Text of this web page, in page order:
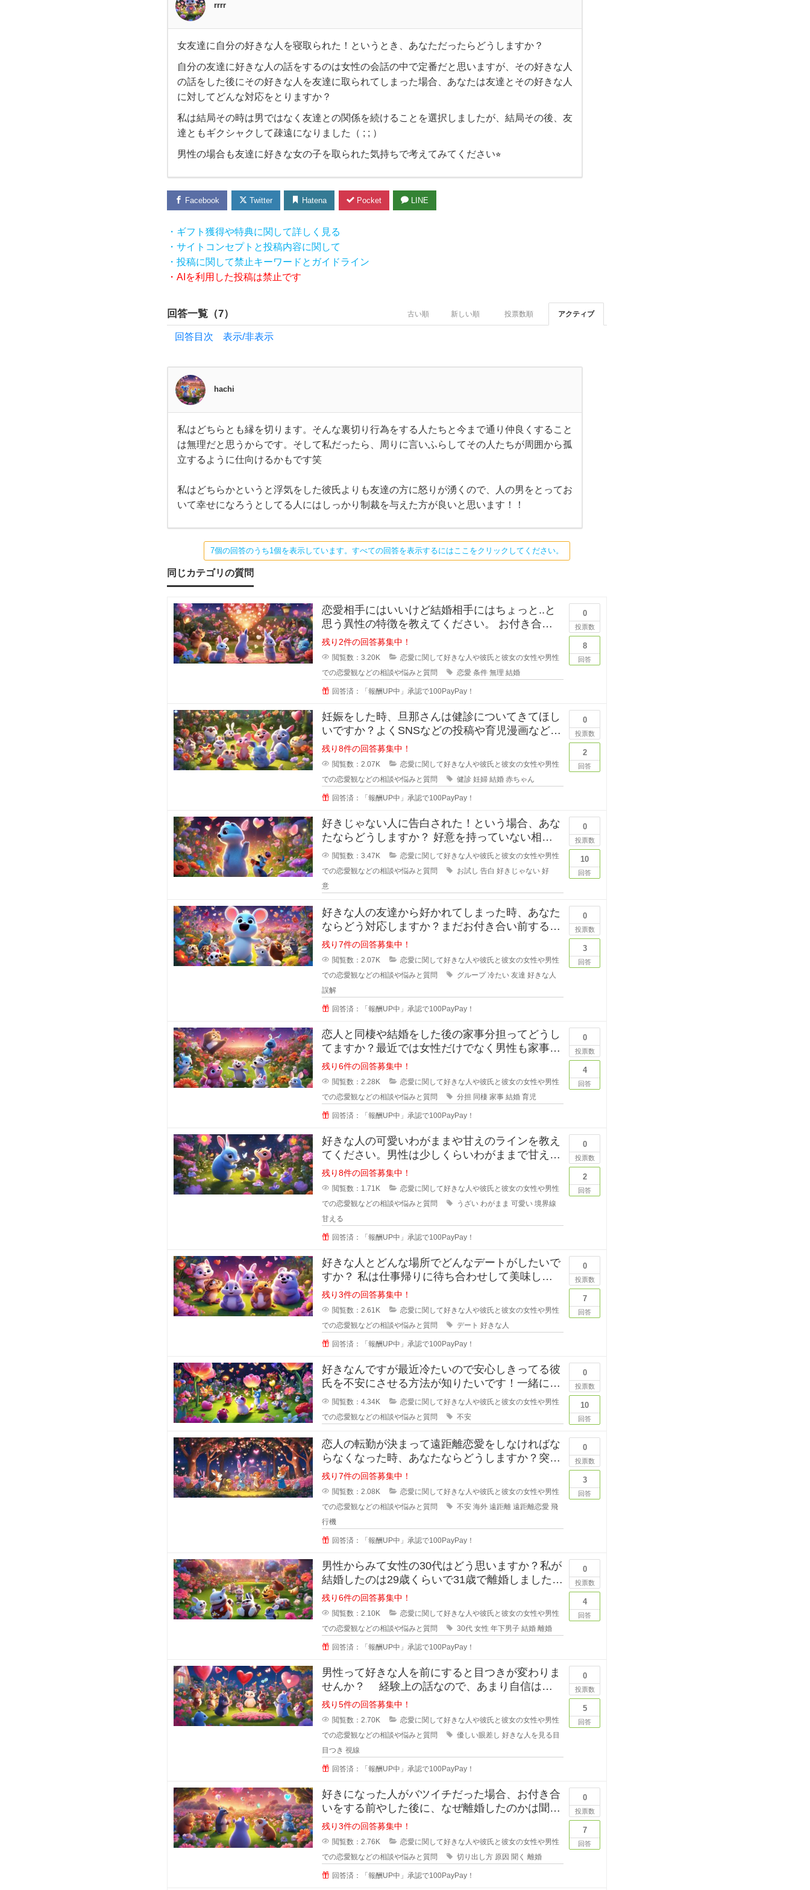
rrrr
女友
達に
自分
の好
き
な人
を寝
取ら
た！
い
う
と
き、
あ
な
だ
っ
た
ら
う
し
す
か？
自分
の友
達に
好き
女友達に自分の好きな人を寝取られた！というとき、あなただったらどうしますか？
自分の友達に好きな人の話をするのは女性の会話の中で定番だと思いますが、その好きな人
の話をした後にその好きな人を友達に取られてしまった場合、あなたは友達とその好きな人
に対してどんな対応をとりますか？
私は結局その時は男ではなく友達との関係を続けることを選択しましたが、結局その後、友
達ともギクシャクして疎遠になりました（ ; ; ）
男性の場合も友達に好きな女の子を取られた気持ちで考えてみてください⭐︎
Facebook Twitter Hatena Pocket LINE
・ギフト獲得や特典に関して詳しく見る
・サイトコンセプトと投稿内容に関して
・投稿に関して禁止キーワードとガイドライン
・AIを利用した投稿は禁止です
回答一覧（7） アクティブ
投票数順
新しい順
古い順
回答目次 表示/非表示
hachi
私は
どち
らと
も縁
りま
す。
そん
行為
と今
まで
通り
私はどちらとも縁を切ります。そんな裏切り行為をする人たちと今まで通り仲良くすること
は無理だと思うからです。そして私だったら、周りに言いふらしてその人たちが周囲から孤
立するように仕向けるかもです笑
私はどちらかというと浮気をした彼氏よりも友達の方に怒りが湧くので、人の男をとってお
いて幸せになろうとしてる人にはしっかり制裁を与えた方が良いと思います！！
7個の回答のうち1個を表示しています。すべての回答を表示するにはここをクリックしてください。
同じカテゴリの質問
恋愛相手にはいいけど結婚相手にはちょっと..と
思う異性の特徴を教えてください。 お付き合い
をしている間に相手のいい
残り2件の回答募集中！
閲覧数：3.20K
恋愛に関して好きな人や彼氏と彼女の女性や男性
での恋愛観などの相談や悩みと質問
恋愛 条件 無理 結婚
回答済：「報酬UP中」承認で100PayPay！
0
投票数
8
回答
妊娠をした時、旦那さんは健診についてきてほし
いですか？よくSNSなどの投稿や育児漫画などを
見ていたりすると、仲の良さそう
残り8件の回答募集中！
閲覧数：2.07K
恋愛に関して好きな人や彼氏と彼女の女性や男性
での恋愛観などの相談や悩みと質問
健診 妊婦 結婚 赤ちゃん
回答済：「報酬UP中」承認で100PayPay！
0
投票数
2
回答
好きじゃない人に告白された！という場合、あな
たならどうしますか？ 好意を持っていない相手
からの告白、結構戸惑ったり
閲覧数：3.47K
恋愛に関して好きな人や彼氏と彼女の女性や男性
での恋愛観などの相談や悩みと質問
お試し 告白 好きじゃない 好
意
0
投票数
10
回答
好きな人の友達から好かれてしまった時、あなた
ならどう対応しますか？まだお付き合い前する段
階で、2人だとまだぎこちないから
残り7件の回答募集中！
閲覧数：2.07K
恋愛に関して好きな人や彼氏と彼女の女性や男性
での恋愛観などの相談や悩みと質問
グループ 冷たい 友達 好きな人
誤解
回答済：「報酬UP中」承認で100PayPay！
0
投票数
3
回答
恋人と同棲や結婚をした後の家事分担ってどうし
てますか？最近では女性だけでなく男性も家事を
やろうみたいな風潮がある時代です
残り6件の回答募集中！
閲覧数：2.28K
恋愛に関して好きな人や彼氏と彼女の女性や男性
での恋愛観などの相談や悩みと質問
分担 同棲 家事 結婚 育児
回答済：「報酬UP中」承認で100PayPay！
0
投票数
4
回答
好きな人の可愛いわがままや甘えのラインを教え
てください。男性は少しくらいわがままで甘えて
くれる女性が好きと言いますが、あ
残り8件の回答募集中！
閲覧数：1.71K
恋愛に関して好きな人や彼氏と彼女の女性や男性
での恋愛観などの相談や悩みと質問
うざい わがまま 可愛い 境界線
甘える
回答済：「報酬UP中」承認で100PayPay！
0
投票数
2
回答
好きな人とどんな場所でどんなデートがしたいで
すか？ 私は仕事帰りに待ち合わせして美味しい
ものを一緒に食べながら時間を過ご
残り3件の回答募集中！
閲覧数：2.61K
恋愛に関して好きな人や彼氏と彼女の女性や男性
での恋愛観などの相談や悩みと質問
デート 好きな人
回答済：「報酬UP中」承認で100PayPay！
0
投票数
7
回答
好きなんですが最近冷たいので安心しきってる彼
氏を不安にさせる方法が知りたいです！一緒にい
るのが当たり前になってしまってる
閲覧数：4.34K
恋愛に関して好きな人や彼氏と彼女の女性や男性
での恋愛観などの相談や悩みと質問
不安
0
投票数
10
回答
恋人の転勤が決まって遠距離恋愛をしなければな
らなくなった時、あなたならどうしますか？突然
恋人の転勤が決まって遠距離に..
残り7件の回答募集中！
閲覧数：2.08K
恋愛に関して好きな人や彼氏と彼女の女性や男性
での恋愛観などの相談や悩みと質問
不安 海外 遠距離 遠距離恋愛 飛
行機
回答済：「報酬UP中」承認で100PayPay！
0
投票数
3
回答
男性からみて女性の30代はどう思いますか？私が
結婚したのは29歳くらいで31歳で離婚しました
が、30歳の誕生日の時に元旦
残り6件の回答募集中！
閲覧数：2.10K
恋愛に関して好きな人や彼氏と彼女の女性や男性
での恋愛観などの相談や悩みと質問
30代 女性 年下男子 結婚 離婚
回答済：「報酬UP中」承認で100PayPay！
0
投票数
4
回答
男性って好きな人を前にすると目つきが変わりま
せんか？ 経験上の話なので、あまり自信はな
いのですが... なんというか、
残り5件の回答募集中！
閲覧数：2.70K
恋愛に関して好きな人や彼氏と彼女の女性や男性
での恋愛観などの相談や悩みと質問
優しい眼差し 好きな人を見る目
目つき 視線
回答済：「報酬UP中」承認で100PayPay！
0
投票数
5
回答
好きになった人がバツイチだった場合、お付き合
いをする前やした後に、なぜ離婚したのかは聞き
ますか？ 離婚した原因を聞
残り3件の回答募集中！
閲覧数：2.76K
恋愛に関して好きな人や彼氏と彼女の女性や男性
での恋愛観などの相談や悩みと質問
切り出し方 原因 聞く 離婚
回答済：「報酬UP中」承認で100PayPay！
0
投票数
7
回答